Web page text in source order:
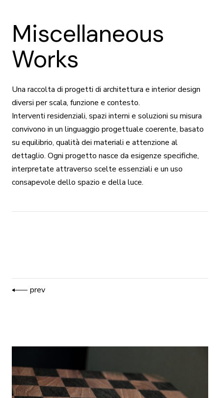
Miscellaneous
Works
Una raccolta di progetti di architettura e interior design
diversi per scala, funzione e contesto.
Interventi residenziali, spazi interni e soluzioni su misura
convivono in un linguaggio progettuale coerente, basato
su equilibrio, qualità dei materiali e attenzione al
dettaglio. Ogni progetto nasce da esigenze specifiche,
interpretate attraverso scelte essenziali e un uso
consapevole dello spazio e della luce.
prev